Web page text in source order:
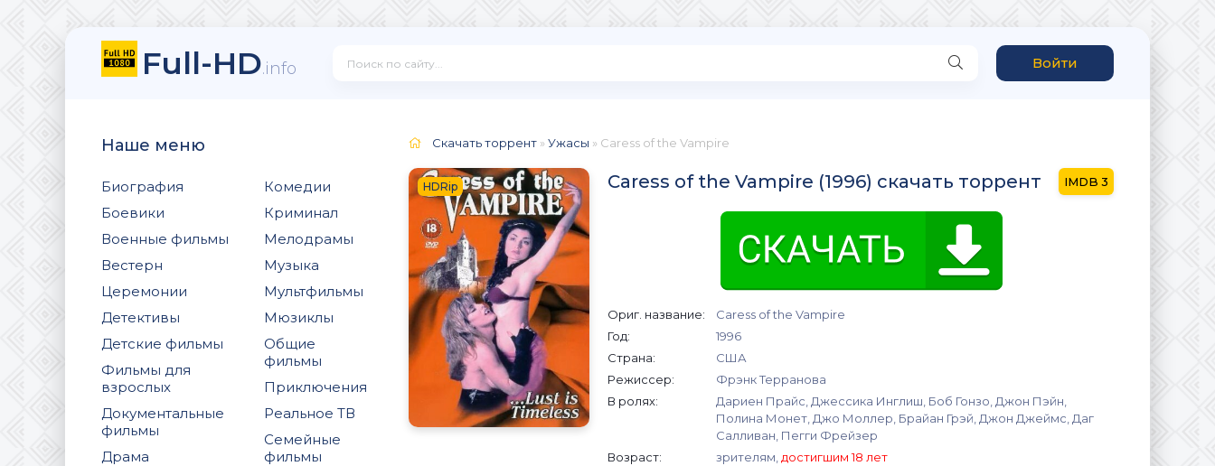
Full-HD.info Войти
Наше меню
Биография
Боевики
Военные фильмы
Вестерн
Церемонии
Детективы
Детские фильмы
Фильмы для
взрослых
Документальные
фильмы
Драма
Комедии
Криминал
Мелодрамы
Музыка
Мультфильмы
Мюзиклы
Общие
фильмы
Приключения
Реальное ТВ
Семейные
фильмы
Скачать торрент »Ужасы » Caress of the Vampire
HDRip Caress of the Vampire (1996) скачать торрент 3
Ориг. название:
Caress of the Vampire
Год:
1996
Страна:
США
Режиссер:
Фрэнк Терранова
В ролях:
Дариен Прайс, Джессика Инглиш, Боб Гонзо, Джон Пэйн,
Полина Монет, Джо Моллер, Брайан Грэй, Джон Джеймс, Даг
Салливан, Пегги Фрейзер
Возраст:
зрителям, достигшим 18 лет